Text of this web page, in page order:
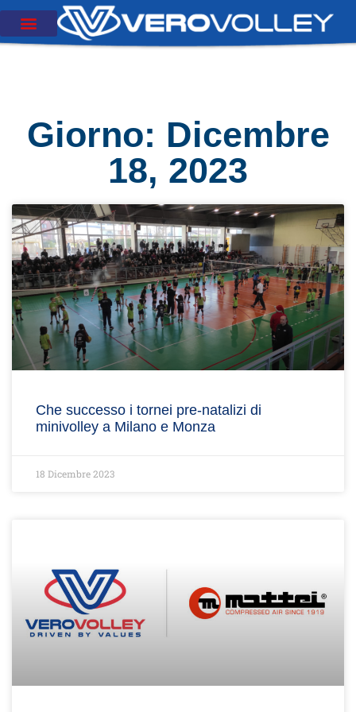
Giorno: Dicembre
18, 2023
Che successo i tornei pre-natalizi di
minivolley a Milano e Monza
18 Dicembre 2023